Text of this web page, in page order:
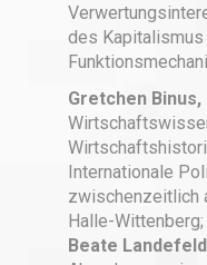
des
Gretchen Binus,
Internationale
zwischenzeitlich
Halle-Wittenberg;
Beate